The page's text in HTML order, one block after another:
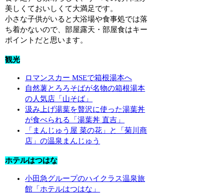
美しくておいしくて大満足です。
小さな子供がいると大浴場や食事処では落
ち着かないので、部屋露天・部屋食はキー
ポイントだと思います。
観光
ロマンスカー MSEで箱根湯本へ
自然薯とろろそばが名物の箱根湯本
の人気店「山そば」
汲み上げ湯葉を贅沢に使った湯葉丼
が食べられる「湯葉丼 直吉」
「まんじゅう屋 菜の花」と「菊川商
店」の温泉まんじゅう
ホテルはつはな
小田急グループのハイクラス温泉旅
館「ホテルはつはな」